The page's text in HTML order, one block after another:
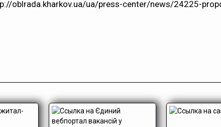
ua/press-center/news/24225-